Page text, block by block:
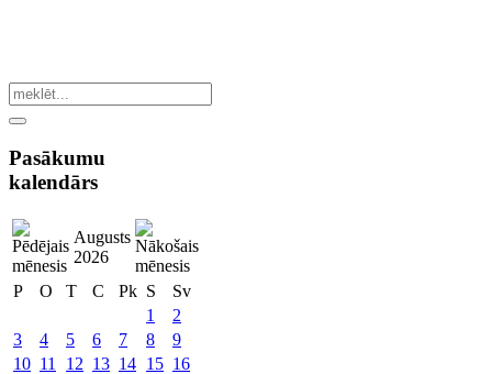
Pasākumu
kalendārs
Augusts
2026
P
O T C Pk S
Sv
1
2
3
4 5 6 7 8
9
10 11 12 13 14 15 16